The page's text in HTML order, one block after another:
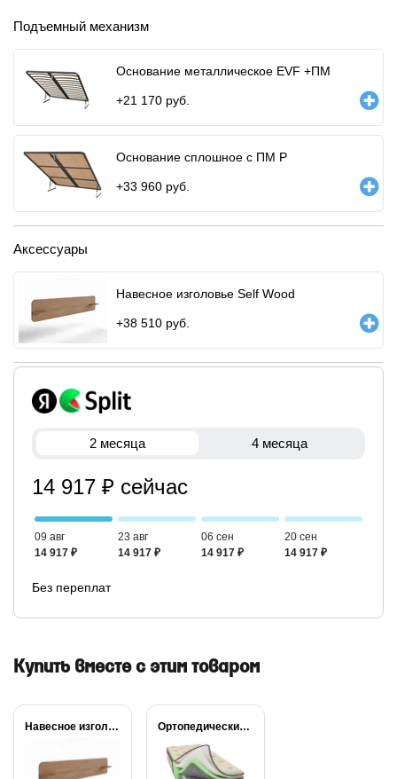
Подъемный механизм
Основание металлическое EVF +ПМ
+21 170 руб.
Основание сплошное с ПМ Р
+33 960 руб.
Аксессуары
Навесное изголовье Self Wood
+38 510 руб.
2 месяца 4 месяца
14 917 ₽ сейчас
09 авг
14 917 ₽
23 авг
14 917 ₽
06 сен
14 917 ₽
20 сен
14 917 ₽
Без переплат
Купить вместе с этим товаром
Навесное изголовье Self... Ортопедический матрас Райтон...